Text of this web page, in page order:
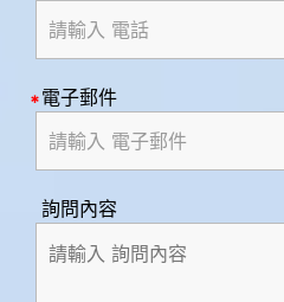
電子郵件
詢問內容